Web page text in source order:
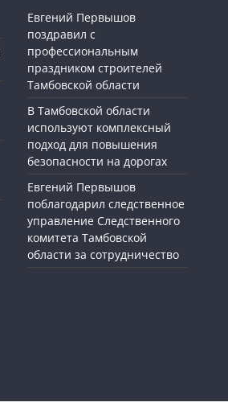
Евгений Первышов
поздравил с
профессиональным
праздником строителей
Тамбовской области
В Тамбовской области
используют комплексный
подход для повышения
безопасности на дорогах
Евгений Первышов
поблагодарил следственное
управление Следственного
комитета Тамбовской
области за сотрудничество